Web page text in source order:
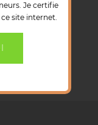
Je certifie
site internet.